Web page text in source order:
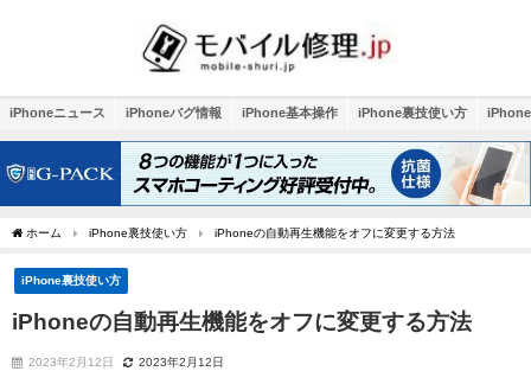
iPhoneニュース iPhoneバグ情報 iPhone基本操作 iPhone裏技使い方
ホーム iPhone裏技使い方 iPhoneの自動再生機能をオフに変更する方法
iPhone裏技使い方
iPhoneの自動再生機能をオフに変更する方法
2023年2月12日 2023年2月12日